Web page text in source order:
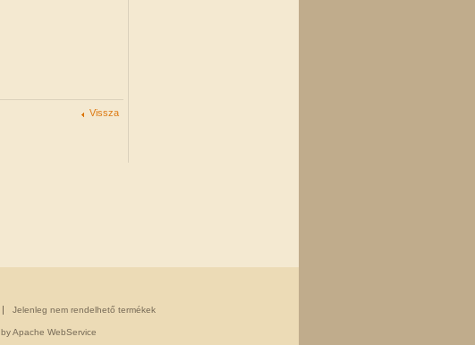
Vissza
Jelenleg nem rendelhető termékek
by Apache WebService